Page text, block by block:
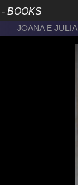
BOOKS
JOANA E JULIA